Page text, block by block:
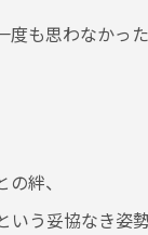
も思わなかった
絆、
う妥協なき姿勢